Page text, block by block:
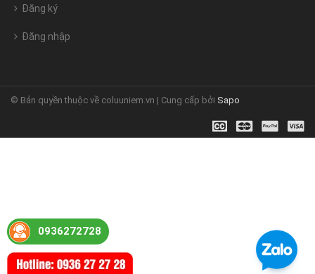
Đăng ký
Đăng nhập
© Bản quyền thuộc về coluuniem.vn | Cung cấp bởi Sapo
0936272728